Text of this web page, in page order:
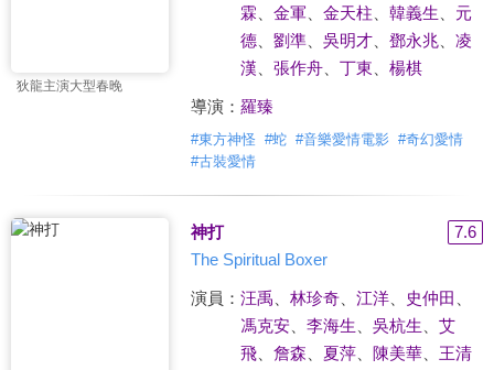
狄龍主演大型春晚
霖
金軍、 金天柱 韓義生
元
德、 劉準、 吳明才、 鄧永兆、 凌
漢
張作舟、 丁東 楊棋
導演： 羅臻
#東方神怪 #蛇 #音樂愛情電影 #奇幻愛情
#古裝愛情
神打
7.6
The Spiritual Boxer
演員： 汪禹 林珍奇、 江洋、 史仲田
馮克安、 李海生 吳杭生
艾
飛、 詹森 夏萍、 陳美華、 王清